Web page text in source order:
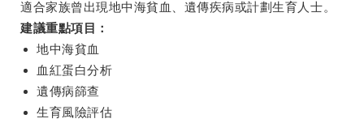
適合家族曾出現地中海貧血、遺傳疾病或計劃生育人士。
建議重點項目：
地中海貧血
血紅蛋白分析
遺傳病篩查
生育風險評估